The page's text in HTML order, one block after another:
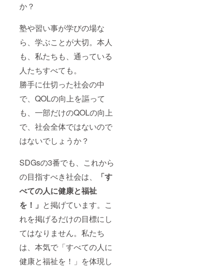
か？
塾や習い事が学びの場な
ら、学ぶことが大切。本人
も、私たちも、通っている
人たちすべても。
勝手に仕切った社会の中
で、QOLの向上を謳って
も、一部だけのQOLの向上
で、社会全体ではないので
はないでしょうか？
SDGsの3番でも、これから
の目指すべき社会は、
「す
べての人に健康と福祉
を！」 と掲げています。こ
れを掲げるだけの目標にし
てはなりません。私たち
は、本気で「すべての人に
健康と福祉を！」を体現し